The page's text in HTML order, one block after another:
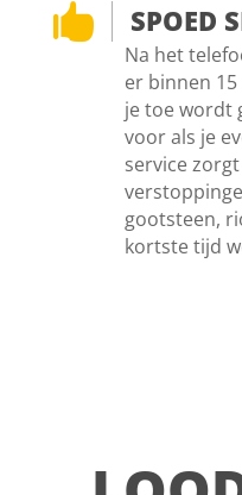
 SPOED
Na het
er binnen
je toe wordt
voor als je
service
gootsteen,
kortste tijd